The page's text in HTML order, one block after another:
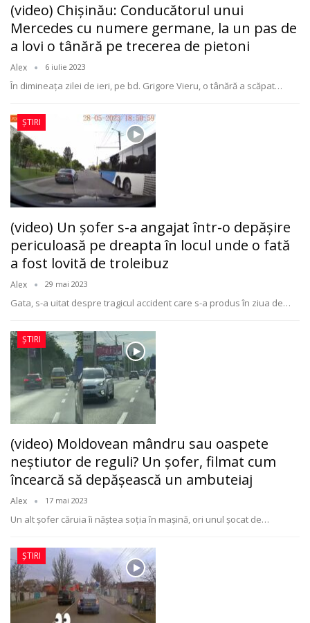
(video) Chişinău: Conducătorul unui
Mercedes cu numere germane, la un pas de
a lovi o tânără pe trecerea de pietoni
Alex 6 iulie 2023
În dimineaţa zilei de ieri, pe bd. Grigore Vieru, o tânără a scăpat…
ȘTIRI
(video) Un şofer s-a angajat într-o depăşire
periculoasă pe dreapta în locul unde o fată
a fost lovită de troleibuz
Alex 29 mai 2023
Gata, s-a uitat despre tragicul accident care s-a produs în ziua de…
ȘTIRI
(video) Moldovean mândru sau oaspete
neştiutor de reguli? Un şofer, filmat cum
încearcă să depășească un ambuteiaj
Alex 17 mai 2023
Un alt şofer căruia îi năştea soţia în maşină, ori unul şocat de…
ȘTIRI